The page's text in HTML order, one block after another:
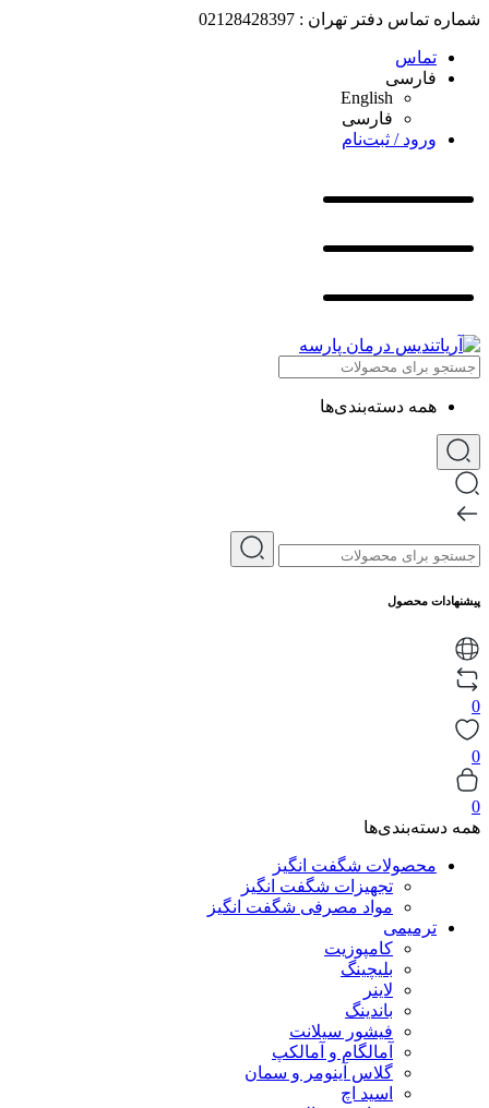
شماره تماس دفتر تهران : 02128428397
تماس
فارسی
English
فارسی
ورود / ثبت‌نام
همه دسته‌بندی‌ها
پیشنهادات محصول
0
0
0
همه دسته‌بندی‌ها
محصولات شگفت انگیز
تجهیزات شگفت انگیز
مواد مصرفی شگفت انگیز
ترمیمی
کامپوزیت
بلیچینگ
لاینر
باندینگ
فیشور سیلانت
آمالگام و آمالکپ
گلاس آینومر و سمان
اسید اچ